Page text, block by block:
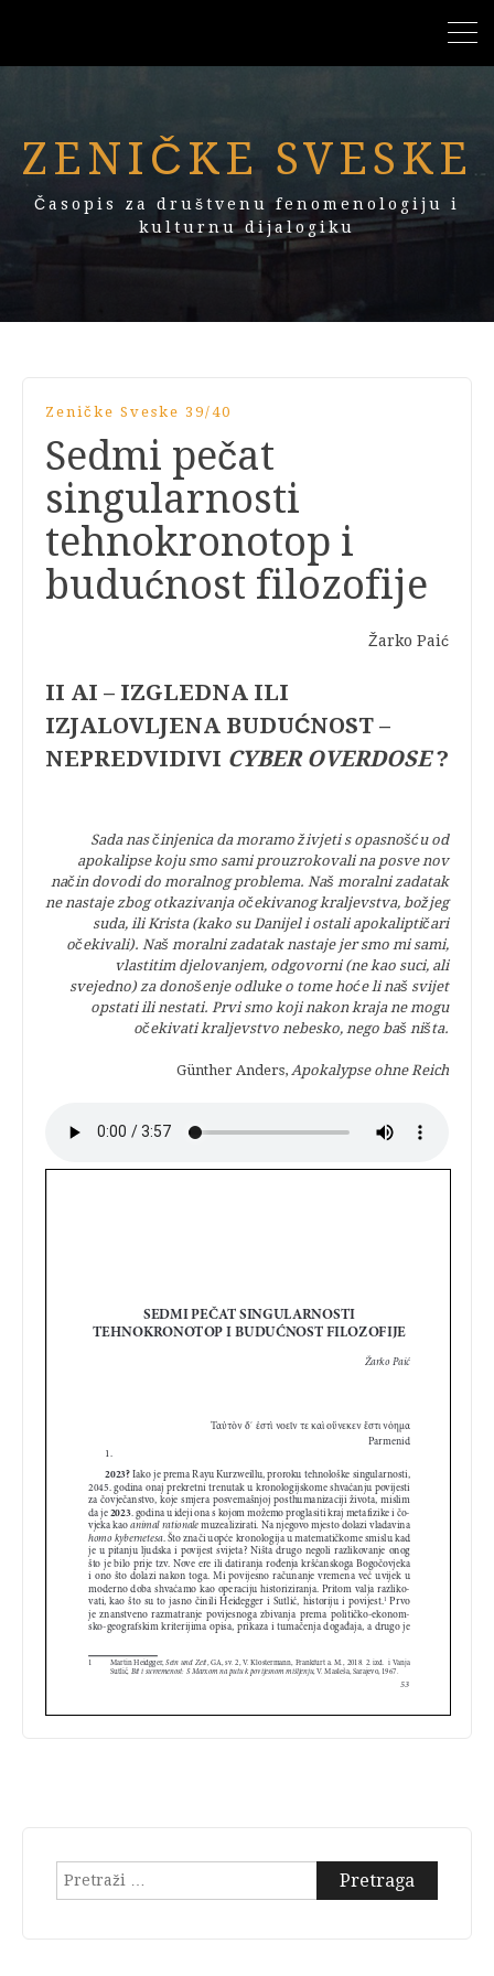
ZENIČKE SVESKE
Časopis za društvenu fenomenologiju i
kulturnu dijalogiku
Zeničke Sveske 39/40
Sedmi pečat
singularnosti
tehnokronotop i
budućnost filozofije
Žarko Paić
II AI – IZGLEDNA ILI
IZJALOVLJENA BUDUĆNOST –
NEPREDVIDIVI CYBER OVERDOSE?
Sada nas činjenica da moramo živjeti s opasnošću od
apokalipse koju smo sami prouzrokovali na posve nov
način dovodi do moralnog problema. Naš moralni zadatak
ne nastaje zbog otkazivanja očekivanog kraljevstva, božjeg
suda, ili Krista (kako su Danijel i ostali apokaliptičari
očekivali). Naš moralni zadatak nastaje jer smo mi sami,
vlastitim djelovanjem, odgovorni (ne kao suci, ali
svejedno) za donošenje odluke o tome hoće li naš svijet
opstati ili nestati. Prvi smo koji nakon kraja ne mogu
očekivati kraljevstvo nebesko, nego baš ništa.
Günther Anders, Apokalypse ohne Reich
Pretraga: